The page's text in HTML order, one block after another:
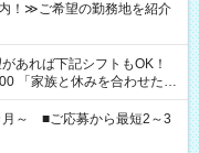
！≫ご希望の勤務地を紹介
た
たい」 「できれば残業はし
※Wワーク希望
務時間と、もう1つのお仕事
月～ ■ご応募から最短2～3